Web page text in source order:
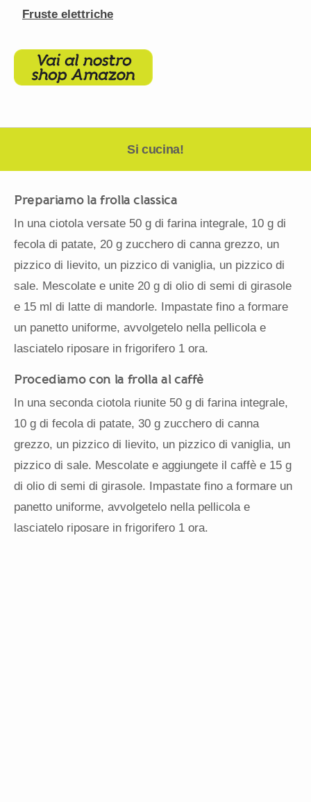
Fruste elettriche
Si cucina!
Prepariamo la frolla classica
In una ciotola versate 50 g di farina integrale, 10 g di
fecola di patate, 20 g zucchero di canna grezzo, un
pizzico di lievito, un pizzico di vaniglia, un pizzico di
sale. Mescolate e unite 20 g di olio di semi di girasole
e 15 ml di latte di mandorle. Impastate fino a formare
un panetto uniforme, avvolgetelo nella pellicola e
lasciatelo riposare in frigorifero 1 ora.
Procediamo con la frolla al caffè
In una seconda ciotola riunite 50 g di farina integrale,
10 g di fecola di patate, 30 g zucchero di canna
grezzo, un pizzico di lievito, un pizzico di vaniglia, un
pizzico di sale. Mescolate e aggiungete il caffè e 15 g
di olio di semi di girasole. Impastate fino a formare un
panetto uniforme, avvolgetelo nella pellicola e
lasciatelo riposare in frigorifero 1 ora.